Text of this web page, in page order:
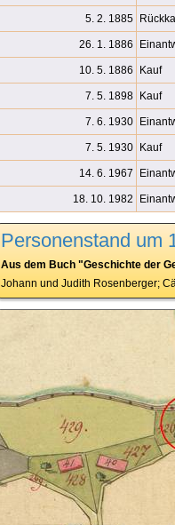
5. 2. 1885
26. 1. 1886
10. 5. 1886 Kauf
7. 5. 1898 Kauf
7. 6. 1930
7. 5. 1930 Kauf
14. 6. 1967
18. 10. 1982
Personenstand um
Aus dem Buch "Geschichte der
Johann und Judith Rosenberger;